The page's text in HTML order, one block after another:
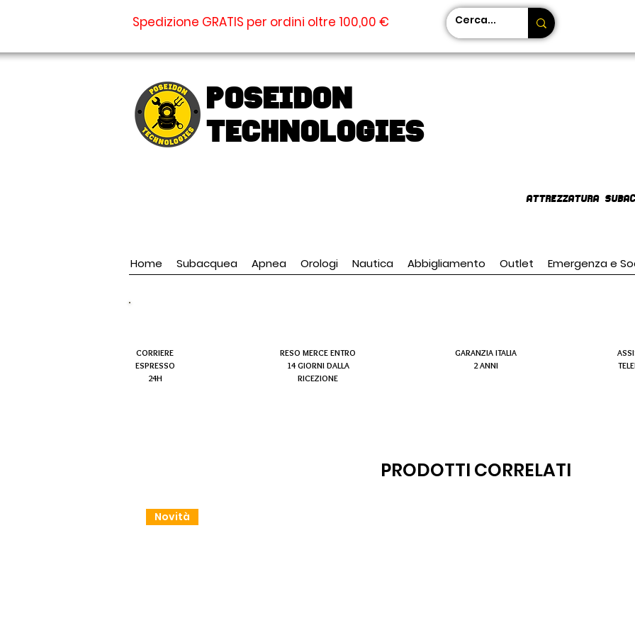
Spedizione GRATIS per ordini oltre 100,00 €
Poseidon
TECHNOLOGIES
AttrezzaturA
Home Subacquea Apnea Orologi Nautica Abbigliamento Outlet Emergenza e
CORRIERE
ESPRESSO
24H
RESO MERCE ENTRO
14 GIORNI DALLA
RICEZIONE
GARANZIA ITALIA
2 ANNI
PRODOTTI CORRELATI
Novità